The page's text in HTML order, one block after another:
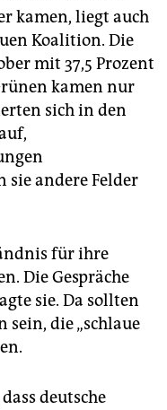
kamen, liegt auch
Koalition. Die
mit 37,5 Prozent
kamen nur
sich in den
sie andere Felder
für ihre
Die Gespräche
sie. Da sollten
sein, die „schlaue
deutsche